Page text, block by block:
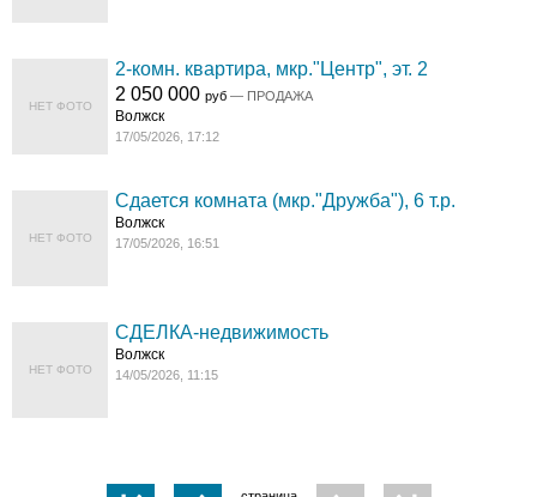
НЕТ ФОТО
2-комн. квартира, мкр."Центр", эт. 2
2 050 000руб — ПРОДАЖА
Волжск
17/05/2026, 17:12
НЕТ ФОТО
Сдается комната (мкр."Дружба"), 6 т.р.
Волжск
17/05/2026, 16:51
НЕТ ФОТО
СДЕЛКА-недвижимость
Волжск
14/05/2026, 11:15